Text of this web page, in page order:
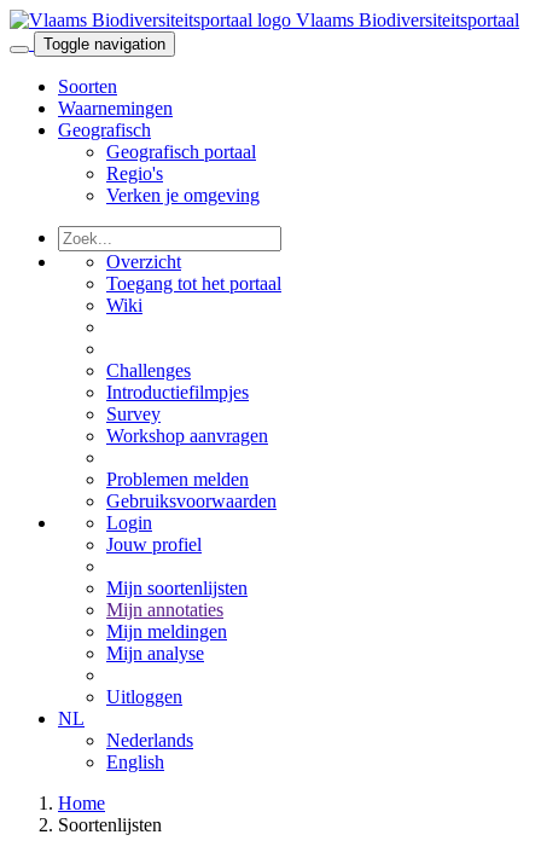
Vlaams Biodiversiteitsportaal
Toggle navigation
Soorten
Waarnemingen
Geografisch
Geografisch portaal
Regio's
Verken je omgeving
Overzicht
Toegang tot het portaal
Wiki
Challenges
Introductiefilmpjes
Survey
Workshop aanvragen
Problemen melden
Gebruiksvoorwaarden
Login
Jouw profiel
Mijn soortenlijsten
Mijn annotaties
Mijn meldingen
Mijn analyse
Uitloggen
NL
Nederlands
English
Home
Soortenlijsten